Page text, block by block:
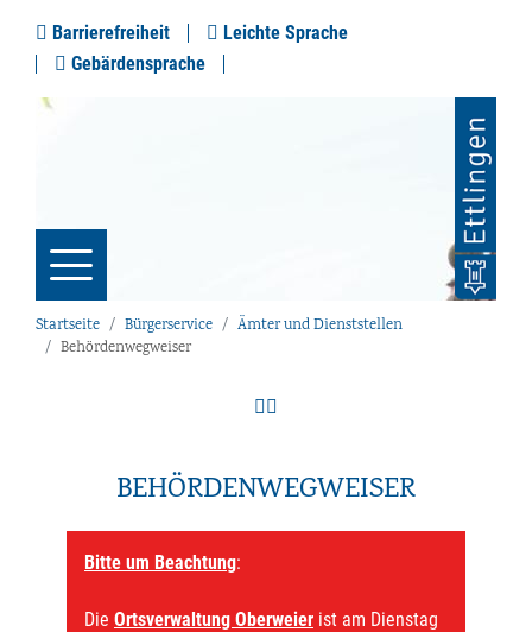
Barrierefreiheit
Leichte Sprache
Gebärdensprache
Startseite Bürgerservice
Ämter und Dienststellen
Behördenwegweiser
BEHÖRDENWEGWEISER
Bitte um Beachtung:
Die Ortsverwaltung Oberweier ist am Dienstag